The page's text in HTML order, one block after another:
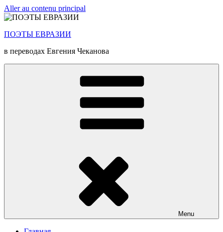
Aller au contenu principal
ПОЭТЫ ЕВРАЗИИ
в переводах Евгения Чеканова
Menu